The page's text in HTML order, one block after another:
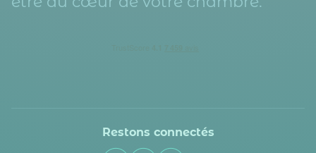
Restons connectés